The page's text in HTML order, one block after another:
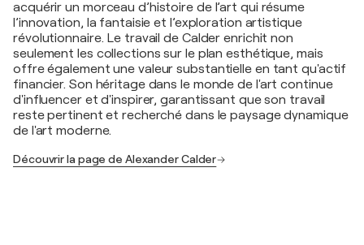
acquérir un morceau d’histoire de l’art qui résume
l’innovation, la fantaisie et l’exploration artistique
révolutionnaire. Le travail de Calder enrichit non
seulement les collections sur le plan esthétique, mais
offre également une valeur substantielle en tant qu'actif
financier. Son héritage dans le monde de l'art continue
d'influencer et d'inspirer, garantissant que son travail
reste pertinent et recherché dans le paysage dynamique
de l'art moderne.
Découvrir la page de Alexander Calder